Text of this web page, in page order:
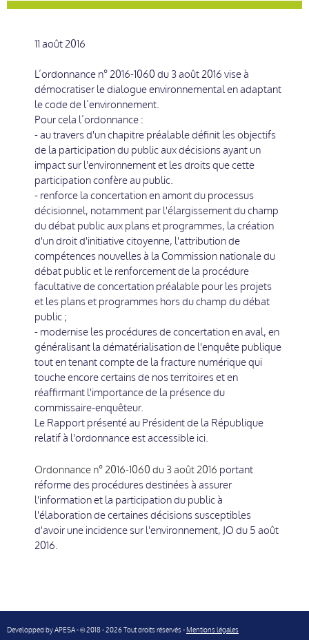
11 août 2016
L’ordonnance n° 2016-1060 du 3 août 2016 vise à
démocratiser le dialogue environnemental en adaptant
le code de l’environnement.
Pour cela l’ordonnance :
- au travers d'un chapitre préalable définit les objectifs
de la participation du public aux décisions ayant un
impact sur l'environnement et les droits que cette
participation confère au public.
- renforce la concertation en amont du processus
décisionnel, notamment par l'élargissement du champ
du débat public aux plans et programmes, la création
d'un droit d'initiative citoyenne, l'attribution de
compétences nouvelles à la Commission nationale du
débat public et le renforcement de la procédure
facultative de concertation préalable pour les projets
et les plans et programmes hors du champ du débat
public ;
- modernise les procédures de concertation en aval, en
généralisant la dématérialisation de l'enquête publique
tout en tenant compte de la fracture numérique qui
touche encore certains de nos territoires et en
réaffirmant l'importance de la présence du
commissaire-enquêteur.
Le Rapport présenté au Président de la République
relatif à l'ordonnance est accessible ici.
Ordonnance n° 2016-1060 du 3 août 2016 portant
réforme des procédures destinées à assurer
l'information et la participation du public à
l'élaboration de certaines décisions susceptibles
d'avoir une incidence sur l'environnement, JO du 5 août
2016.
Developped byAPESA-©2018 - 2026 Tout droits réservés -Mentions légales